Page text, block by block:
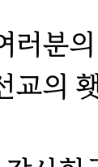
러분
교의